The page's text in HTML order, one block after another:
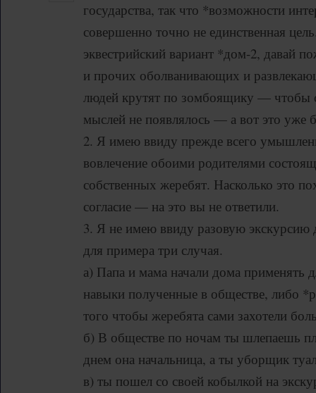
государства, так что *возможности
совершенно точно не единственная
эквестрийский вариант *дом-2, давай
и прочих оболванивающих и
людей крутят по зомбоящику —
мыслей не появлялось — а вот это уже
2. Я имею ввиду прежде всего
вовлечение обоими родителями
собственных жеребят. Насколько это
согласие — на это вы не ответили.
3. Я не имею ввиду разовую экскурсию
для примера три случая.
а) Папа и мама начали дома применять
навыки полученные в обществе, либо
того чтобы жеребята сами захотели
б) В обществе по ночам ты шлепаешь
днем она начальница, а ты уборщик
в) ты пошел со своей кобылкой на